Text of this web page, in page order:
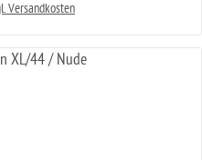
Versandkosten